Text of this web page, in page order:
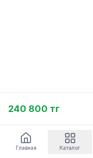
240 800 тг
Главная Каталог